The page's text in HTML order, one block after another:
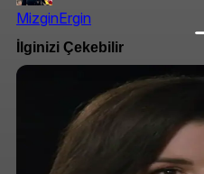
MizginErgin